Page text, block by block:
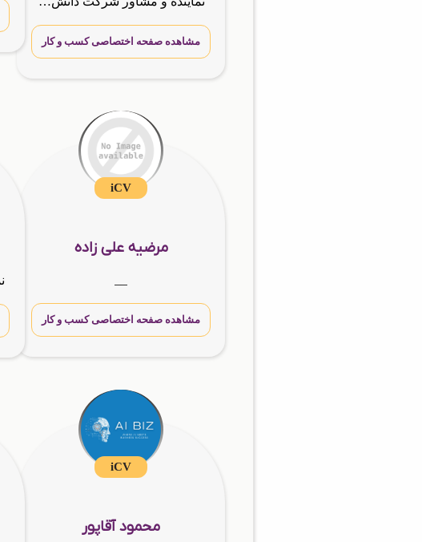
مشاهده صفحه اختصاصی کسب و کار
iCV
مرضیه علی زاده
مشاهده صفحه اختصاصی کسب و کار
iCV
محمود آقاپور